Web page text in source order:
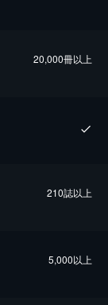
20,000冊以上
210誌以上
5,000以上